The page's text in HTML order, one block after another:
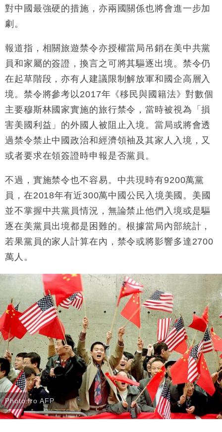
15:11
財經｜韓股反覆波動收跌 連挫7周創逾3年最長跌勢
差達1125億美元
12:44
財經｜日本春季三度入市撐日圓 4月單日斥6.28萬億
日圓干預創新高
11:12
國際｜特朗普料美伊戰事快結束 承認部分彈藥庫存緊
張
15:59
財經｜SA售股自救後再出手 斥4億美元押注未上市公
司
對中國最強硬的措施，亦兩國關係也將會進一步加
劇。
報道指，相關旅遊禁令亦授權當局吊銷在美中共黨
員和家屬的簽證，換言之可將其驅逐出境。禁令仍
在起草階段，亦有人建議限制解放軍和國企高層入
境。禁令將參考以2017年《移民與國籍法》對數個
主要穆斯林國家實施的旅行禁令，當時被視為「損
害美國利益」的外國人被阻止入境。當局或將會透
過禁令禁止中國政治和經濟領袖及其家人入境，又
或者要求在領簽證時申報是否黨員。
不過，實施禁令也不容易。中共現時有9200萬黨
員，在2018年有近300萬中國公民入境美國。美國
並不掌握中共黨員情況，無論禁止他們入境或是驅
逐在美黨員出境都是困難的。根據當局內部統計，
若果黨員的家人計算在內，禁令或將影響多達2700
萬人。
Photo fro AFP